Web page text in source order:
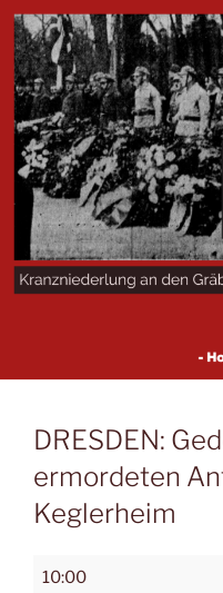
DRESDEN:
ermordeten
Keglerheim
10:00